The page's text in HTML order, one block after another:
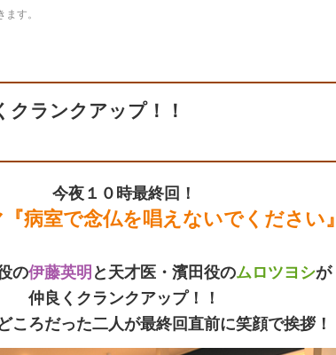
す。
クランクアップ！！
今夜１０時最終回！
病室で念仏を唱えないでください』
の伊藤英明 と天才医・濱田役のムロツヨシが
仲良くクランクアップ！！
ころだった二人が最終回直前に笑顔で挨拶！